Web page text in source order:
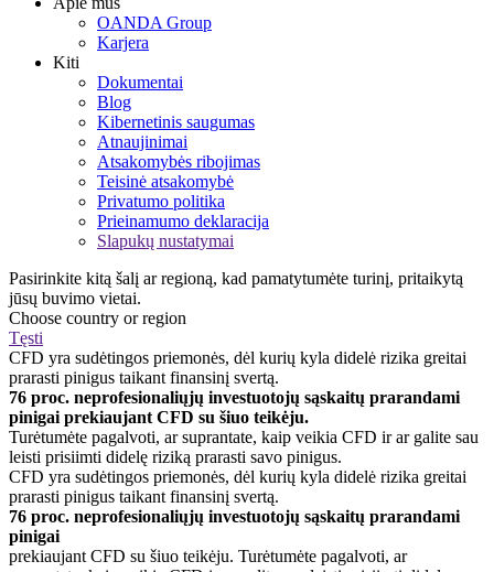
OANDA Group
Karjera
Kiti
Dokumentai
Blog
Kibernetinis saugumas
Atnaujinimai
Atsakomybės ribojimas
Teisinė atsakomybė
Privatumo politika
Prieinamumo deklaracija
Slapukų nustatymai
Pasirinkite kitą šalį ar regioną, kad pamatytumėte turinį, pritaikytą
jūsų buvimo vietai.
Choose country or region
Tęsti
CFD yra sudėtingos priemonės, dėl kurių kyla didelė rizika greitai
prarasti pinigus taikant finansinį svertą.
76 proc. neprofesionaliųjų investuotojų sąskaitų prarandami
pinigai prekiaujant CFD su šiuo teikėju.
Turėtumėte pagalvoti, ar suprantate, kaip veikia CFD ir ar galite sau
leisti prisiimti didelę riziką prarasti savo pinigus.
CFD yra sudėtingos priemonės, dėl kurių kyla didelė rizika greitai
prarasti pinigus taikant finansinį svertą.
76 proc. neprofesionaliųjų investuotojų sąskaitų prarandami
pinigai
prekiaujant CFD su šiuo teikėju. Turėtumėte pagalvoti, ar